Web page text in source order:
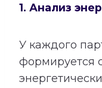
1. Анализ
У каждого
формируется